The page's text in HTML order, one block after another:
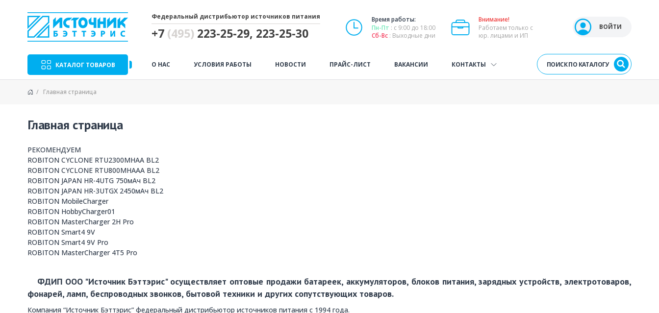
Федеральный дистрибьютор источников питания
+7 (495) 223-25-29, 223-25-30
Время работы:
Пн-Пт : с 9:00 до 18:00
Сб-Вс : Выходные дни
Внимание!
Работаем только с
юр. лицами и ИП
Open user menu
ВОЙТИ
КАТАЛОГ ТОВАРОВ О НАС УСЛОВИЯ РАБОТЫ НОВОСТИ ПРАЙС-ЛИСТ ВАКАНСИИ КОНТАКТЫ ПОИСК ПО КАТАЛОГУ
Главная страница
Главная страница
РЕКОМЕНДУЕМ
ROBITON CYCLONE RTU2300MHAA BL2
ROBITON CYCLONE RTU800MHAAA BL2
ROBITON JAPAN HR-4UTG 750мАч BL2
ROBITON JAPAN HR-3UTGX 2450мАч BL2
ROBITON MobileCharger
ROBITON HobbyCharger01
ROBITON MasterCharger 2H Pro
ROBITON Smart4 9V
ROBITON Smart4 9V Pro
ROBITON MasterCharger 4T5 Pro
ФДИП ООО "Источник Бэттэрис" осуществляет оптовые продажи батареек, аккумуляторов, блоков питания, зарядных устройств, электротоваров,
фонарей, ламп, беспроводных звонков, бытовой техники и других сопутствующих товаров.
Компания “Источник Бэттэрис” федеральный дистрибьютор источников питания с 1994 года.